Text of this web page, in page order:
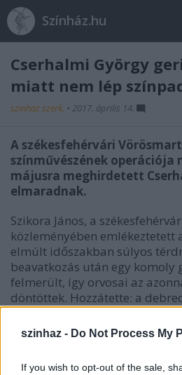
szinhaz - Do Not Process My
If you wish to opt-out of the sale,
Színház.hu
Cserhalmi György
miatt nem lép
szinhaz szerk. • 2017. április 14.
A székesfehérvári
színművészének operációja
májusra meghirdetett
elmaradnak.
Szikora János, a
közleményében emlékeztetett
elmúlt időszakban súlyos
beavatkozás után egy komoly
felmerült, így orvosai az
döntöttek. Hozzátette: a
elvégezték a műtétet, amely
Cserhalmi György felépülése